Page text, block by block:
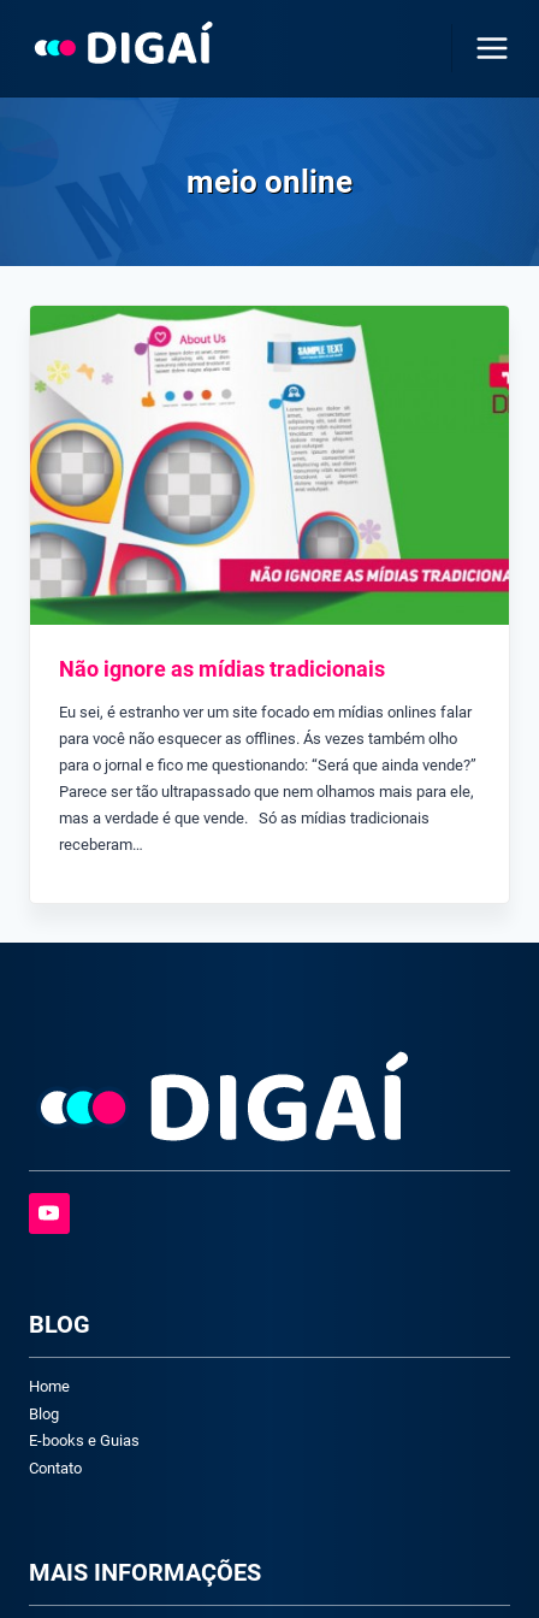
meio online
Não ignore as mídias tradicionais
Eu sei, é estranho ver um site focado em mídias onlines falar
para você não esquecer as offlines. Ás vezes também olho
para o jornal e fico me questionando: “Será que ainda vende?”
Parece ser tão ultrapassado que nem olhamos mais para ele,
mas a verdade é que vende. Só as mídias tradicionais
receberam…
BLOG
Home
Blog
E-books e Guias
Contato
MAIS INFORMAÇÕES